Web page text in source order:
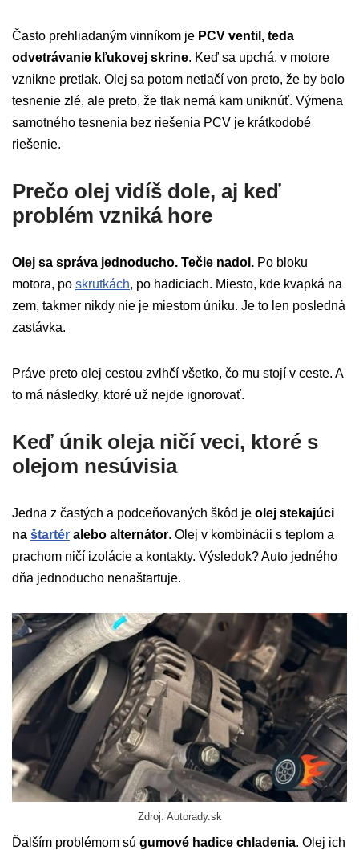
Často prehliadaným vinníkom je PCV ventil, teda
odvetrávanie kľukovej skrine. Keď sa upchá, v motore
vznikne pretlak. Olej sa potom netlačí von preto, že by bolo
tesnenie zlé, ale preto, že tlak nemá kam uniknúť. Výmena
samotného tesnenia bez riešenia PCV je krátkodobé
riešenie.
Prečo olej vidíš dole, aj keď
problém vzniká hore
Olej sa správa jednoducho. Tečie nadol. Po bloku
motora, po skrutkách, po hadiciach. Miesto, kde kvapká na
zem, takmer nikdy nie je miestom úniku. Je to len posledná
zastávka.
Práve preto olej cestou zvlhčí všetko, čo mu stojí v ceste. A
to má následky, ktoré už nejde ignorovať.
Keď únik oleja ničí veci, ktoré s
olejom nesúvisia
Jedna z častých a podceňovaných škôd je olej stekajúci
na štartér alebo alternátor. Olej v kombinácii s teplom a
prachom ničí izolácie a kontakty. Výsledok? Auto jedného
dňa jednoducho nenaštartuje.
Zdroj: Autorady.sk
Ďalším problémom sú gumové hadice chladenia. Olej ich